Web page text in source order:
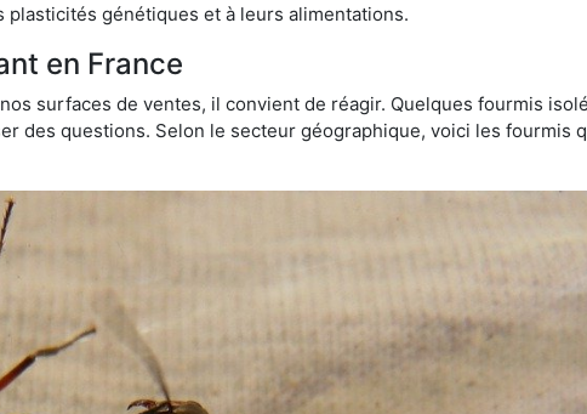
génétiques et à leurs alimentations.
en France
surfaces de ventes, il convient de réagir. Quelques fourmis
des questions. Selon le secteur géographique, voici les fourmis